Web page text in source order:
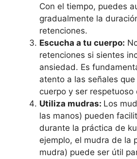
Con el tiempo, puedes
gradualmente la
retenciones.
Escucha a tu cuerpo:
retenciones si sientes
ansiedad. Es
atento a las señales
cuerpo y ser respetuoso
Utiliza mudras: Los
las manos) pueden
durante la práctica de
ejemplo, el mudra de la
mudra) puede ser útil